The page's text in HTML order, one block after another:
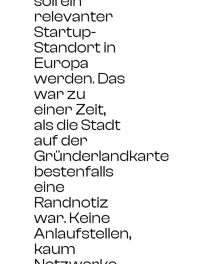
relevanter
Startup-
Standort in
Europa
werden. Das
war zu
einer Zeit,
als die Stadt
auf der
Gründerlandkarte
bestenfalls
eine
Randnotiz
war. Keine
Anlaufstellen,
kaum